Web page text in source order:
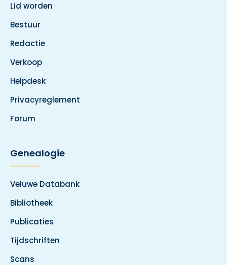
Lid worden
Bestuur
Redactie
Verkoop
Helpdesk
Privacyreglement
Forum
Genealogie
Veluwe Databank
Bibliotheek
Publicaties
Tijdschriften
Scans